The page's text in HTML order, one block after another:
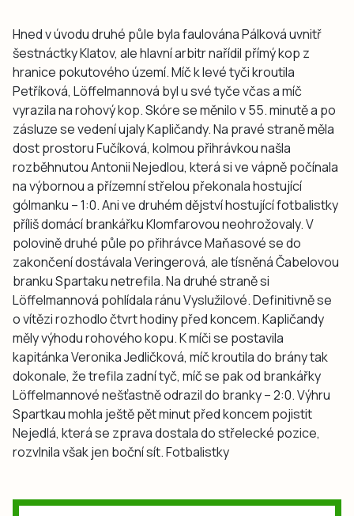
Hned v úvodu druhé půle byla faulována Pálková uvnitř
šestnáctky Klatov, ale hlavní arbitr nařídil přímý kop z
hranice pokutového území. Míč k levé tyči kroutila
Petříková, Löffelmannová byl u své tyče včas a míč
vyrazila na rohový kop. Skóre se měnilo v 55. minutě a po
zásluze se vedení ujaly Kapličandy. Na pravé straně měla
dost prostoru Fučíková, kolmou přihrávkou našla
rozběhnutou Antonii Nejedlou, která si ve vápně počínala
na výbornou a přízemní střelou překonala hostující
gólmanku – 1:0. Ani ve druhém dějství hostující fotbalistky
příliš domácí brankářku Klomfarovou neohrožovaly. V
polovině druhé půle po přihrávce Maňasové se do
zakončení dostávala Veringerová, ale tísněná Čabelovou
branku Spartaku netrefila. Na druhé straně si
Löffelmannová pohlídala ránu Vyslužilové. Definitivně se
o vítězi rozhodlo čtvrt hodiny před koncem. Kapličandy
měly výhodu rohového kopu. K míči se postavila
kapitánka Veronika Jedličková, míč kroutila do brány tak
dokonale, že trefila zadní tyč, míč se pak od brankářky
Löffelmannové nešťastně odrazil do branky – 2:0. Výhru
Spartkau mohla ještě pět minut před koncem pojistit
Nejedlá, která se zprava dostala do střelecké pozice,
rozvlnila však jen boční sít. Fotbalistky